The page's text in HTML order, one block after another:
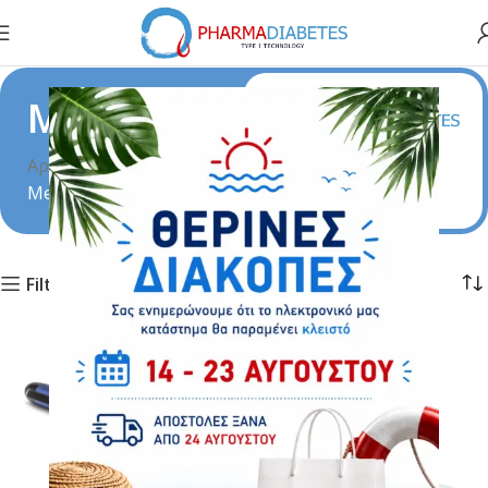
Medtronic
Αρχική σελίδα
Medtronic
Filters